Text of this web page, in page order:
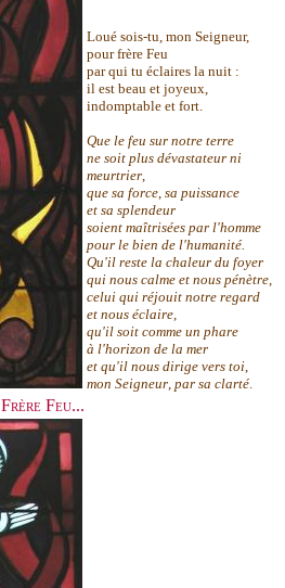
Loué sois-tu, mon Seigneur,
pour frère Feu
par qui tu éclaires la nuit :
il est beau et joyeux,
indomptable et fort.
Que le feu sur notre terre
ne soit plus dévastateur ni
meurtrier
que sa force sa puissance
et sa splendeur
soient maîtrisées par l'homme
pour le bien de l'humanité.
Qu'il reste la chaleur du foyer
qui nous calme et nous pénètre
celui qui réjouit notre regard
et nous éclaire
qu'il soit comme un phare
à l'horizon de la mer
et qu'il nous dirige vers toi
mon Seigneur par sa clarté
Frère Feu...